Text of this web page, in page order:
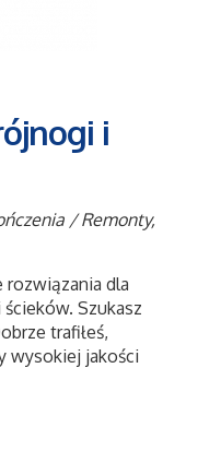
i
/ Remonty,
rozwiązania dla
Szukasz
trafiłeś,
wysokiej jakości